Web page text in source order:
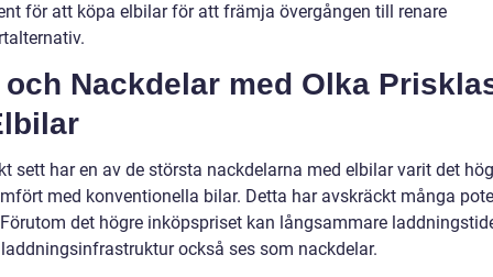
för att köpa elbilar för att främja övergången till renare
och Nackdelar med Olka
sett har en av de största nackdelarna med elbilar varit det
med konventionella bilar. Detta har avskräckt många
det högre inköpspriset kan långsammare
också ses som nackdelar.